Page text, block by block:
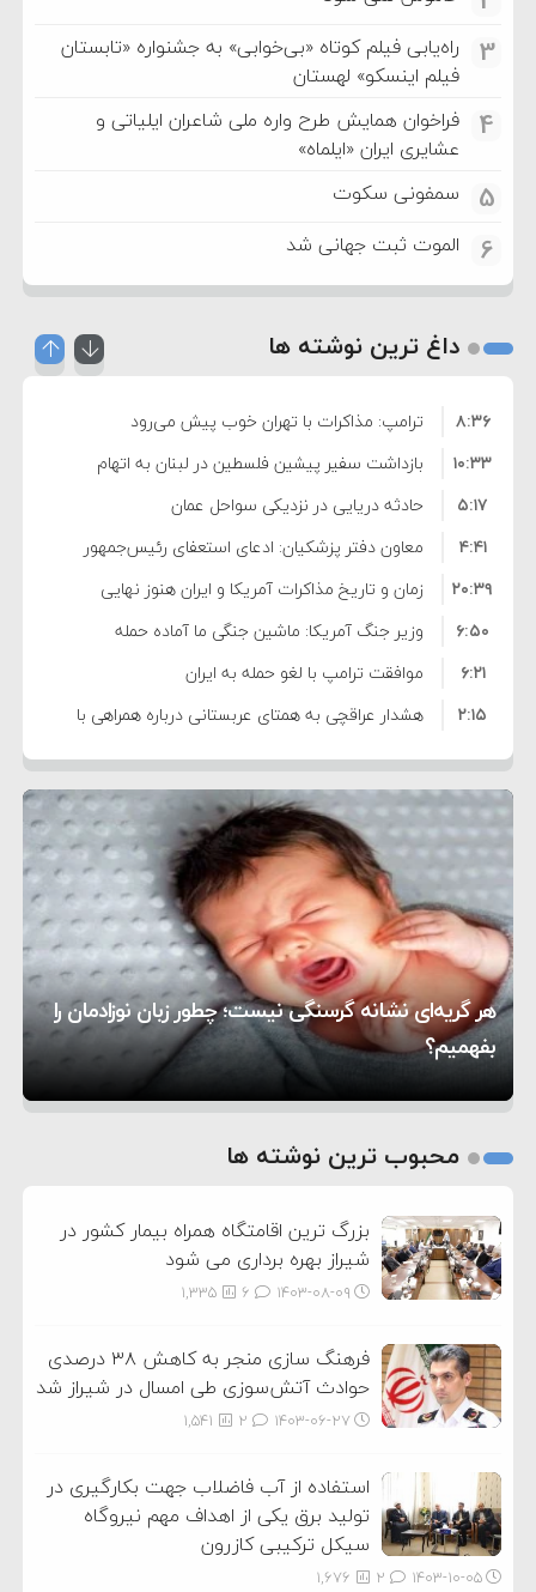
3
راه‌یابی فیلم کوتاه «بی‌خوابی» به جشنواره «تابستان
فیلم اینسکو» لهستان
4
فراخوان همایش طرح واره ملی شاعران ایلیاتی و
عشایری ایران «ایلماه»
5 سمفونی سکوت
6 الموت ثبت جهانی شد
داغ ترین نوشته ها
ترامپ: مذاکرات با تهران خوب پیش می‌رود
۸:۳۶
بازداشت سفیر پیشین فلسطین در لبنان به اتهام
فساد و اختلاس اموال
۱۰:۳۳
حادثه دریایی در نزدیکی سواحل عمان
۵:۱۷
معاون دفتر پزشکیان: ادعای استعفای رئیس‌جمهور
واهی و کذب محض است
۴:۴۱
زمان و تاریخ مذاکرات آمریکا و ایران هنوز نهایی
نشده است
۲۰:۳۹
وزیر جنگ آمریکا: ماشین جنگی ما آماده حمله
نظامی علیه ایران است
۶:۵۰
موافقت ترامپ با لغو حمله به ایران
۶:۲۱
هشدار عراقچی به همتای عربستانی درباره همراهی با
آمریکا
۲:۱۵
مقام ارشد امنیتی: برنامه گسترده‌ای برای پاسخ به
دیوانگی آمریکا داریم
۷:۱۰
ترامپ دستور حملات جدید علیه ایران را صادر کرد
۵:۴۵
سپاه: دو نفتکش متخلف مورد اصابت قرار گرفته و
متوقف شدند
۱۲:۵۹
ترامپ مدعی توافق تاریخی برای خلع سلاح کامل
حماس شد
۸:۵۷
اعتراض عراقچی به همتای بلغارستانی به دلیل کمک
به آمریکا در حملات به ایران
۱۶:۱۹
کشورهایی که به متجاوزان کمک می کنند پاسخ
سختی خواهند گرفت
۱۰:۱۵
سنتکام پایان تجاوز جدید به ایران را اعلام کرد
۶:۰۵
هر گریه‌ای نشانه گرسنگی نیست؛ چطور زبان نوزادمان را
بفهمیم؟
تغذیه پدر می‌تواند بر سلامت نوزاد تأثیر بگذارد
روی دیگر زندگی
2
محبوب ترین نوشته ها
بزرگ ترین اقامتگاه همراه بیمار کشور در
شیراز بهره برداری می شود
۱۴۰۳-۰۸-۰۹ 1,335
فرهنگ سازی منجر به کاهش ۳۸ درصدی
حوادث آتش‌سوزی طی امسال در شیراز شد
۱۴۰۳-۰۶-۲۷ 1,541
استفاده از آب فاضلاب جهت بکارگیری در
تولید برق یکی از اهداف مهم نیروگاه
سیکل ترکیبی کازرون
۱۴۰۳-۱۰-۰۵ 1,676